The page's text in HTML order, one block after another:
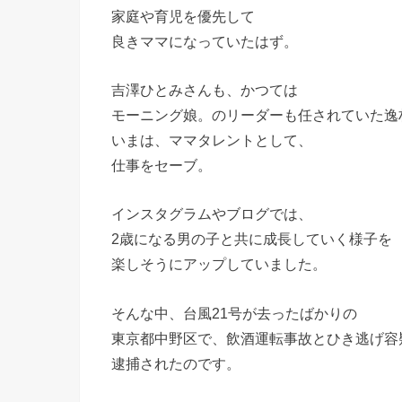
家庭や育児を優先して
良きママになっていたはず。
吉澤ひとみさんも、かつては
モーニング娘。のリーダーも任されていた逸
いまは、ママタレントとして、
仕事をセーブ。
インスタグラムやブログでは、
2歳になる男の子と共に成長していく様子を
楽しそうにアップしていました。
そんな中、台風21号が去ったばかりの
東京都中野区で、飲酒運転事故とひき逃げ容
逮捕されたのです。